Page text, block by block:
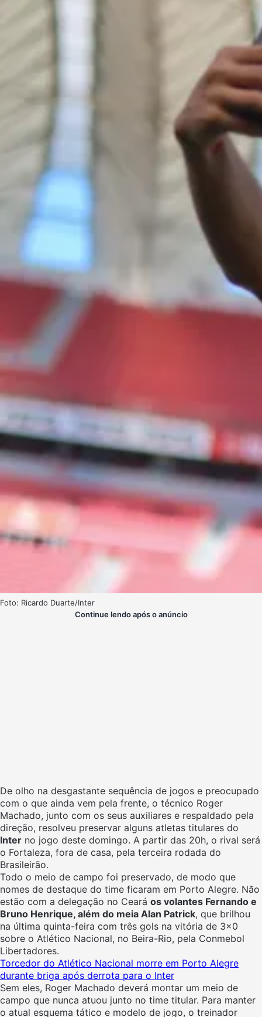
Foto: Ricardo Duarte/Inter
Continue lendo após o anúncio
De olho na desgastante sequência de jogos e preocupado
com o que ainda vem pela frente, o técnico Roger
Machado, junto com os seus auxiliares e respaldado pela
direção, resolveu preservar alguns atletas titulares do
Inter no jogo deste domingo. A partir das 20h, o rival será
o Fortaleza, fora de casa, pela terceira rodada do
Brasileirão.
Todo o meio de campo foi preservado, de modo que
nomes de destaque do time ficaram em Porto Alegre. Não
estão com a delegação no Ceará os volantes Fernando e
Bruno Henrique, além do meia Alan Patrick, que brilhou
na última quinta-feira com três gols na vitória de 3×0
sobre o Atlético Nacional, no Beira-Rio, pela Conmebol
Libertadores.
Torcedor do Atlético Nacional morre em Porto Alegre
durante briga após derrota para o Inter
Sem eles, Roger Machado deverá montar um meio de
campo que nunca atuou junto no time titular. Para manter
o atual esquema tático e modelo de jogo, o treinador